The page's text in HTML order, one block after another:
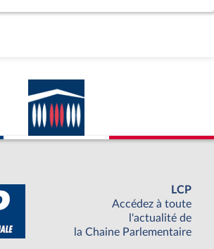
LCP
Accédez à toute
l'actualité de
la Chaine Parlementaire